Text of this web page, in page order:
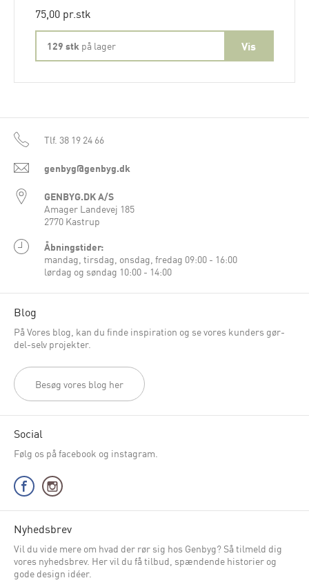
75,00 pr.stk
129 stk på lager
Tlf. 38 19 24 66
genbyg@genbyg.dk
GENBYG.DK A/S
Amager Landevej 185
2770 Kastrup
Åbningstider:
mandag, tirsdag, onsdag, fredag 09:00 - 16:00
lørdag og søndag 10:00 - 14:00
Blog
På Vores blog, kan du finde inspiration og se vores kunders gør-
del-selv projekter.
Besøg vores blog her
Social
Følg os på facebook og instagram.
Nyhedsbrev
Vil du vide mere om hvad der rør sig hos Genbyg? Så tilmeld dig
vores nyhedsbrev. Her vil du få tilbud, spændende historier og
gode design idéer.